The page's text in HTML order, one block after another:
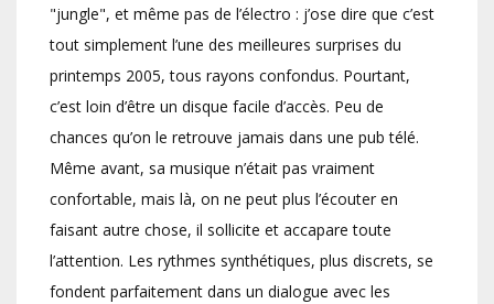
"jungle", et même pas de l’électro : j’ose dire que c’est
tout simplement l’une des meilleures surprises du
printemps 2005, tous rayons confondus. Pourtant,
c’est loin d’être un disque facile d’accès. Peu de
chances qu’on le retrouve jamais dans une pub télé.
Même avant, sa musique n’était pas vraiment
confortable, mais là, on ne peut plus l’écouter en
faisant autre chose, il sollicite et accapare toute
l’attention. Les rythmes synthétiques, plus discrets, se
fondent parfaitement dans un dialogue avec les